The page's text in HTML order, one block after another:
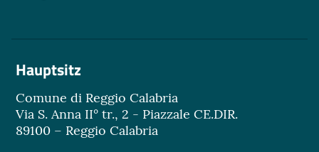
Hauptsitz
Comune di Reggio Calabria
Via S. Anna II° tr., 2 - Piazzale CE.DIR.
89100 – Reggio Calabria